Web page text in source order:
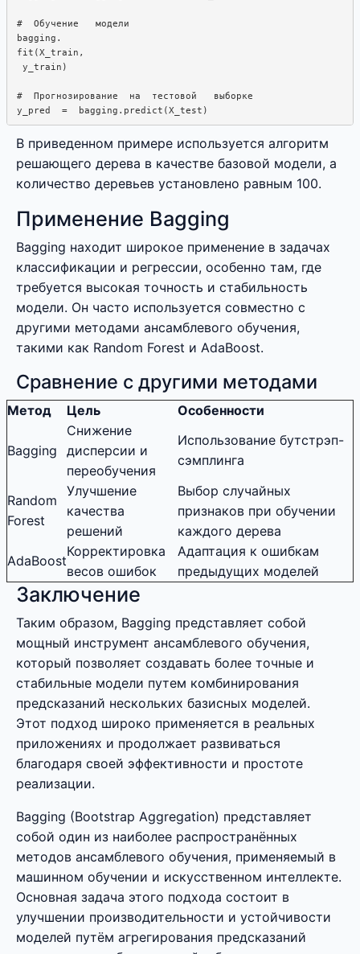
#  Обучение   модели
bagging.
fit(X_train,
y_train)
#  Прогнозирование  на  тестовой   выборке
В приведенном примере используется алгоритм
решающего дерева в качестве базовой модели, а
количество деревьев установлено равным 100.
Применение Bagging
Bagging находит широкое применение в задачах
классификации и регрессии, особенно там, где
требуется высокая точность и стабильность
модели. Он часто используется совместно с
другими методами ансамблевого обучения,
такими как Random Forest и AdaBoost.
Сравнение с другими методами
Метод Цель Особенности
Bagging
Снижение
дисперсии и
переобучения
Использование бутстрэп-
сэмплинга
Random
Forest
Улучшение
качества
решений
Выбор случайных
признаков при обучении
каждого дерева
AdaBoost
Корректировка
весов ошибок
Адаптация к ошибкам
предыдущих моделей
Заключение
Таким образом, Bagging представляет собой
мощный инструмент ансамблевого обучения,
который позволяет создавать более точные и
стабильные модели путем комбинирования
предсказаний нескольких базисных моделей.
Этот подход широко применяется в реальных
приложениях и продолжает развиваться
благодаря своей эффективности и простоте
реализации.
Bagging (Bootstrap Aggregation) представляет
собой один из наиболее распространённых
методов ансамблевого обучения, применяемый в
машинном обучении и искусственном интеллекте.
Основная задача этого подхода состоит в
улучшении производительности и устойчивости
моделей путём агрегирования предсказаний